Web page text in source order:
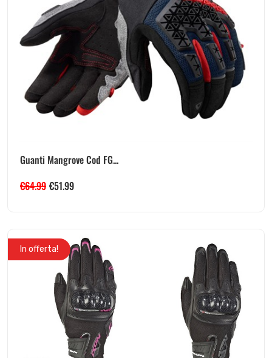
Guanti Mangrove Cod FG...
€64.99 €51.99
In offerta!